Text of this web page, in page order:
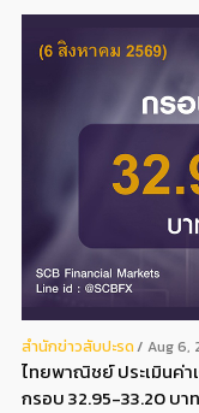
สํานักข่าวสับปะรด Aug 6,
ไทยพาณิชย์ ประเมินค่า
กรอบ 32.95-33.20 บา